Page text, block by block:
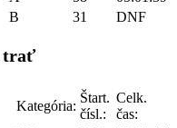
B 31 DNF
trať
Kategória:
Štart.
čísl.:
Celk.
čas: